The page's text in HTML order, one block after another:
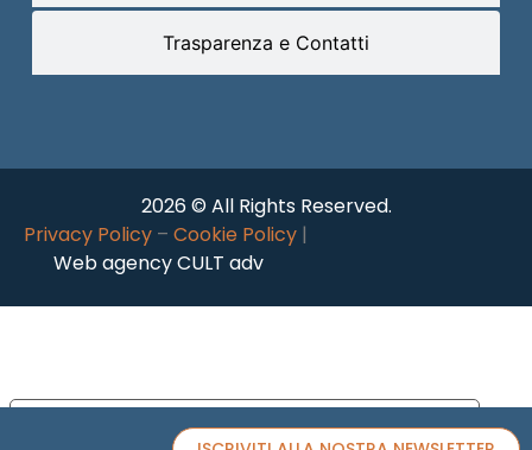
Trasparenza e Contatti
2026 © All Rights Reserved.
Privacy Policy – Cookie Policy |
Web agency CULT adv